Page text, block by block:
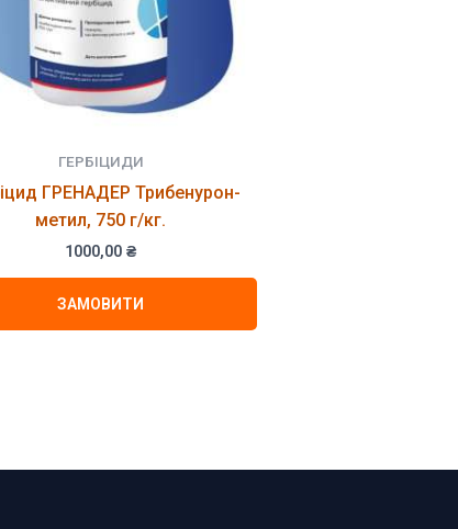
ГЕРБІЦИДИ
ГРЕНАДЕР Трибенурон-
метил, 750 г/кг.
1000,00 ₴
ЗАМОВИТИ